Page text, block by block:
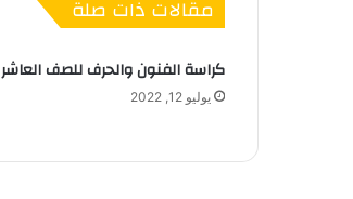
مقالات ذات صلة
كراسة الفنون والحرف للصف العاشر
يوليو 12, 2022